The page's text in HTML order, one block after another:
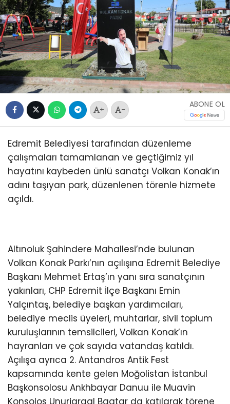
+ -
ABONE OL
Edremit Belediyesi tarafından düzenleme
çalışmaları tamamlanan ve geçtiğimiz yıl
hayatını kaybeden ünlü sanatçı Volkan Konak’ın
adını taşıyan park, düzenlenen törenle hizmete
açıldı.
Altınoluk Şahindere Mahallesi’nde bulunan
Volkan Konak Parkı’nın açılışına Edremit Belediye
Başkanı Mehmet Ertaş’ın yanı sıra sanatçının
yakınları, CHP Edremit İlçe Başkanı Emin
Yalçıntaş, belediye başkan yardımcıları,
belediye meclis üyeleri, muhtarlar, sivil toplum
kuruluşlarının temsilcileri, Volkan Konak’ın
hayranları ve çok sayıda vatandaş katıldı.
Açılışa ayrıca 2. Antandros Antik Fest
kapsamında kente gelen Moğolistan İstanbul
Başkonsolosu Ankhbayar Danuu ile Muavin